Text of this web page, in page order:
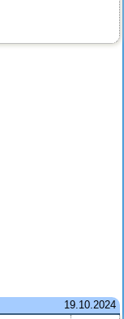
19.10.2024